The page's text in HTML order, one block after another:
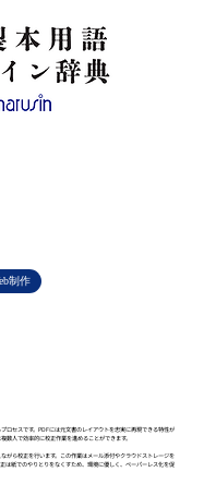
制作
ロセスです。PDFには元文書のレイアウトを忠実に再現できる特性が
数人で効率的に校正作業を進めることができます。
がら校正を行います。この作業はメール添付やクラウドストレージを
は紙でのやりとりをなくすため、環境に優しく、ペーパーレス化を促